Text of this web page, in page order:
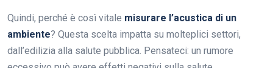
Quindi, perché è così vitale misurare l’acustica di un
ambiente? Questa scelta impatta su molteplici settori,
dall’edilizia alla salute pubblica. Pensateci: un rumore